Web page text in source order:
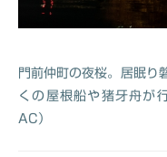
門前仲町の夜桜。居眠り
くの屋根船や猪牙舟
AC）